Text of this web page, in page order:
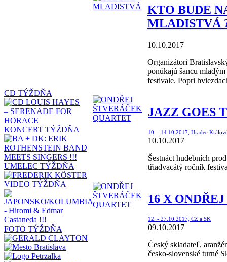
CD TÝŽDŇA
KONCERT TÝŽDŇA
UMELEC TÝŽDŇA
VIDEO TÝŽDŇA
FOTO TÝŽDŇA
KTO BUDE
MLADISTVÁ
10.10.2017
Organizátori
ponúkajú šancu
festivale. Popri
JAZZ GOES
10. - 14.10.2017, Hradec
10.10.2017
Šestnáct hudebních
třiadvacátý ročník
16 X
12. - 27.10.2017, CZ a SK
09.10.2017
Český skladateľ,
česko-slovenské turné